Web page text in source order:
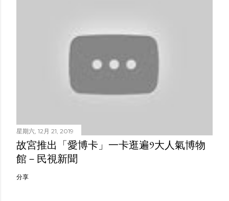
星期六, 12月 21, 2019
故宮推出「愛博卡」一卡逛遍9大人氣博物
館－民視新聞
分享